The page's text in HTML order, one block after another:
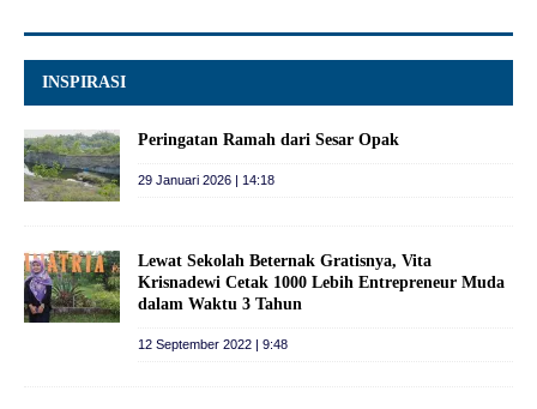
INSPIRASI
Peringatan Ramah dari Sesar Opak
29 Januari 2026 | 14:18
Lewat Sekolah Beternak Gratisnya, Vita
Krisnadewi Cetak 1000 Lebih Entrepreneur Muda
dalam Waktu 3 Tahun
12 September 2022 | 9:48